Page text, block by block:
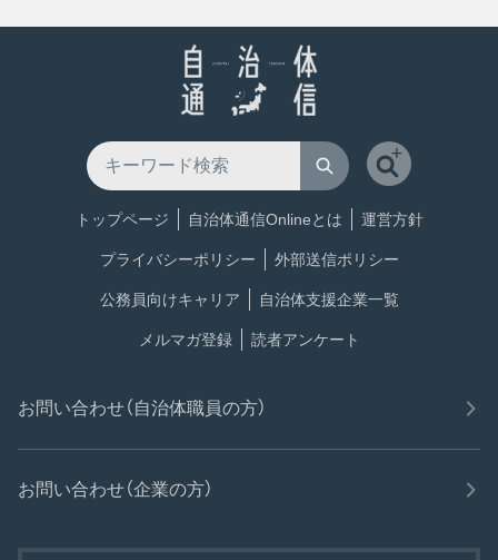
トップページ 自治体通信Onlineとは 運営方針
プライバシーポリシー 外部送信ポリシー
公務員向けキャリア 自治体支援企業一覧
メルマガ登録 読者アンケート
お問い合わせ（自治体職員の方）
お問い合わせ（企業の方）